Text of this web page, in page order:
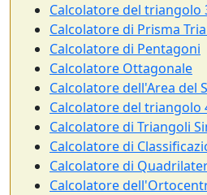
Calcolatore del triangolo
Calcolatore di Prisma
Calcolatore di Pentagoni
Calcolatore Ottagonale
Calcolatore dell'Area del
Calcolatore del triangolo
Calcolatore di Triangoli
Calcolatore di
Calcolatore di
Calcolatore